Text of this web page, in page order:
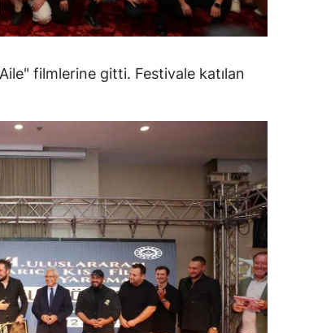
filmlerine gitti. Festivale katılan